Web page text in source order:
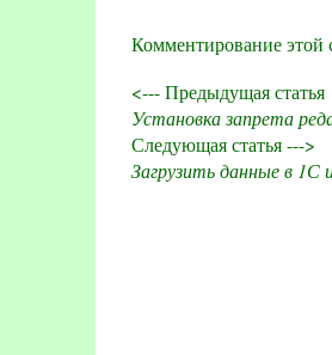
Комментирование этой
<--- Предыдущая статья
Установка запрета
Следующая статья --->
Загрузить данные в 1С